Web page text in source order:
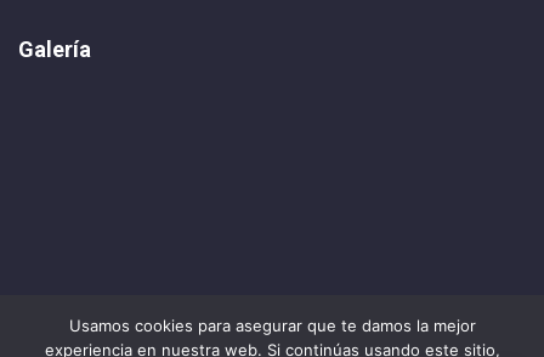
Galería
Usamos cookies para asegurar que te damos la mejor
experiencia en nuestra web. Si continúas usando este sitio,